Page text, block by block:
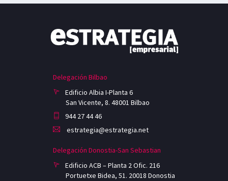
Delegación Bilbao
Edificio Albia I-Planta 6
San Vicente, 8. 48001 Bilbao
944 27 44 46
estrategia@estrategia.net
Delegación Donostia-San Sebastian
Edificio ACB – Planta 2 Ofic. 216
Portuetxe Bidea, 51. 20018 Donostia